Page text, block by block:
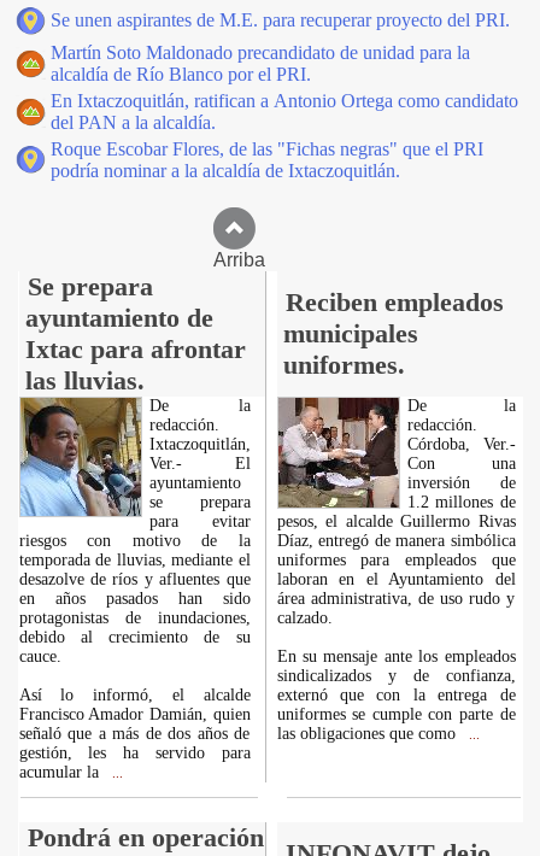
Se unen aspirantes de M.E. para recuperar proyecto del PRI.
Martín Soto Maldonado precandidato de unidad para la
alcaldía de Río Blanco por el PRI.
En Ixtaczoquitlán, ratifican a Antonio Ortega como candidato
del PAN a la alcaldía.
Roque Escobar Flores, de las "Fichas negras" que el PRI
podría nominar a la alcaldía de Ixtaczoquitlán.
Arriba
Se prepara
ayuntamiento de
Ixtac para afrontar
las lluvias.
Reciben empleados
municipales
uniformes.
De la
redacción.
Ixtaczoquitlán,
Ver.- El
ayuntamiento
se prepara
para evitar
riesgos con motivo de la
temporada de lluvias, mediante el
desazolve de ríos y afluentes que
en años pasados han sido
protagonistas de inundaciones,
debido al crecimiento de su
cauce.
Así lo informó, el alcalde
Francisco Amador Damián, quien
señaló que a más de dos años de
gestión, les ha servido para
acumular la
De la
redacción.
Córdoba, Ver.-
Con una
inversión de
1.2 millones de
pesos, el alcalde Guillermo Rivas
Díaz, entregó de manera simbólica
uniformes para empleados que
laboran en el Ayuntamiento del
área administrativa, de uso rudo y
calzado.
En su mensaje ante los empleados
sindicalizados y de confianza,
externó que con la entrega de
uniformes se cumple con parte de
las obligaciones que como
Pondrá en operación